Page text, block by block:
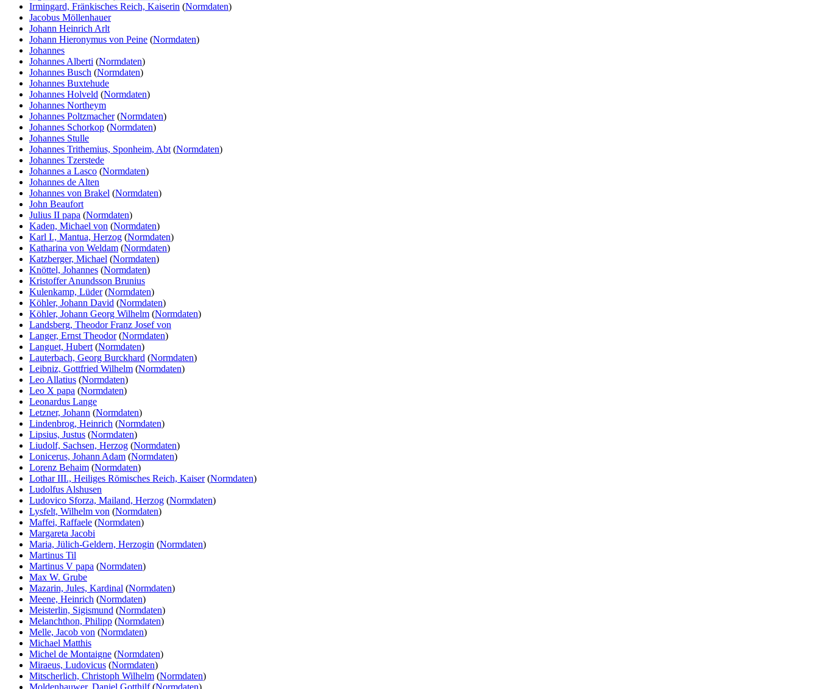
Irmingard, Fränkisches Reich, Kaiserin (Normdaten)
Jacobus Möllenhauer
Johann Heinrich Arlt
Johann Hieronymus von Peine (Normdaten)
Johannes
Johannes Alberti (Normdaten)
Johannes Busch (Normdaten)
Johannes Buxtehude
Johannes Holveld (Normdaten)
Johannes Northeym
Johannes Poltzmacher(Normdaten)
Johannes Schorkop (Normdaten)
Johannes Stulle
Johannes Trithemius, Sponheim, Abt(Normdaten)
Johannes Tzerstede
Johannes a Lasco (Normdaten)
Johannes de Alten
Johannes von Brakel (Normdaten)
John Beaufort
Julius II papa (Normdaten)
Kaden, Michael von (Normdaten)
Karl I., Mantua, Herzog (Normdaten)
Katharina von Weldam (Normdaten)
Katzberger, Michael (Normdaten)
Knöttel, Johannes (Normdaten)
Kristoffer Anundsson Brunius
Kulenkamp, Lüder(Normdaten)
Köhler, Johann David (Normdaten)
Köhler, Johann Georg Wilhelm (Normdaten)
Landsberg, Theodor Franz Josef von
Langer, Ernst Theodor(Normdaten)
Languet, Hubert(Normdaten)
Lauterbach, Georg Burckhard (Normdaten)
Leibniz, Gottfried Wilhelm (Normdaten)
Leo Allatius (Normdaten)
Leo X papa (Normdaten)
Leonardus Lange
Letzner, Johann (Normdaten)
Lindenbrog, Heinrich (Normdaten)
Lipsius, Justus (Normdaten)
Liudolf, Sachsen, Herzog (Normdaten)
Lonicerus, Johann Adam (Normdaten)
Lorenz Behaim (Normdaten)
Lothar III., Heiliges Römisches Reich, Kaiser(Normdaten)
Ludolfus Alshusen
Ludovico Sforza, Mailand, Herzog (Normdaten)
Lysfelt, Wilhelm von (Normdaten)
Maffei, Raffaele (Normdaten)
Margareta Jacobi
Maria, Jülich-Geldern, Herzogin (Normdaten)
Martinus Til
Martinus V papa (Normdaten)
Max W. Grube
Mazarin, Jules, Kardinal (Normdaten)
Meene, Heinrich (Normdaten)
Meisterlin, Sigismund (Normdaten)
Melanchthon, Philipp (Normdaten)
Melle, Jacob von (Normdaten)
Michael Matthis
Michel de Montaigne (Normdaten)
Miraeus, Ludovicus (Normdaten)
Mitscherlich, Christoph Wilhelm (Normdaten)